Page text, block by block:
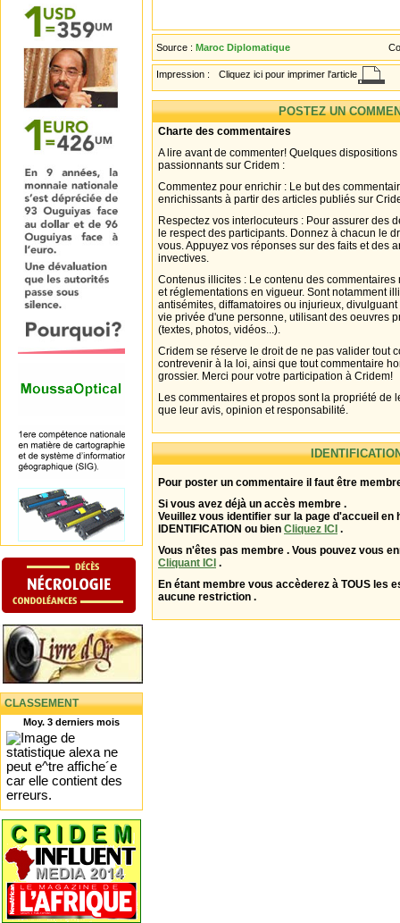
CLASSEMENT
Moy. 3 derniers mois
Source : Maroc Diplomatique
Impression : Cliquez ici pour imprimer l'article
POSTEZ UN
Charte des commentaires
A lire avant de commenter! Quelques
passionnants sur Cridem :
Commentez pour enrichir : Le but des
enrichissants à partir des articles publiés sur
Respectez vos interlocuteurs : Pour assurer des
le respect des participants. Donnez à chacun le
vous. Appuyez vos réponses sur des faits et des
invectives.
Contenus illicites : Le contenu des
et réglementations en vigueur. Sont notamment
antisémites, diffamatoires ou injurieux,
vie privée d'une personne, utilisant des oeuvres
(textes, photos, vidéos...).
Cridem se réserve le droit de ne pas valider tout
contrevenir à la loi, ainsi que tout commentaire
grossier. Merci pour votre participation à Cridem!
Les commentaires et propos sont la propriété de
que leur avis, opinion et responsabilité.
Pour poster un commentaire il faut être
Si vous avez déjà un accès membre .
Veuillez vous identifier sur la page d'accueil en
IDENTIFICATION ou bien Cliquez ICI .
Vous n'êtes pas membre . Vous pouvez vous
Cliquant ICI .
En étant membre vous accèderez à TOUS les
aucune restriction .